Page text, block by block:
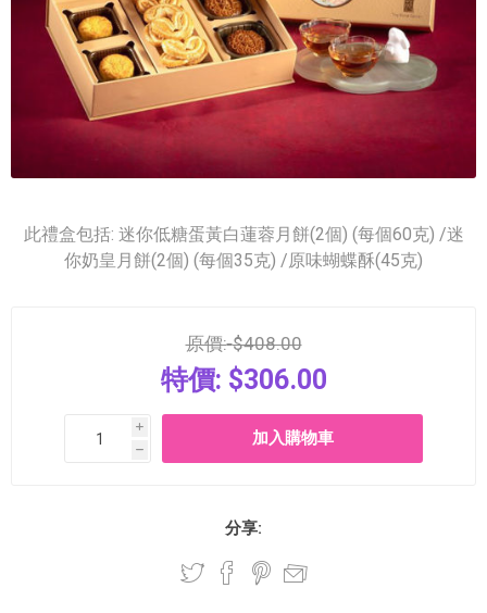
此禮盒包括: 迷你低糖蛋黃白蓮蓉月餅(2個) (每個60克) /迷
你奶皇月餅(2個) (每個35克) /原味蝴蝶酥(45克)
原價: $408.00
特價: $306.00
i
h
分享: